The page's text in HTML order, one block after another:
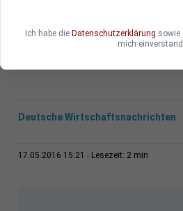
den verletzten Kapitän
Deutsche Wirtschaftsnachrichten
17.05.2016 15:21 Lesezeit: 2 min
Ich habe die Datenschutzerklärung sowie
mich